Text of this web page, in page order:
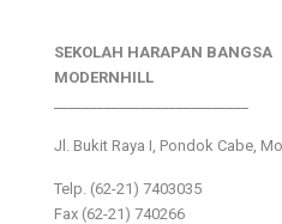
SEKOLAH HARAPAN BANGSA
MODERNHILL
Jl. Bukit Raya I, Pondok Cabe,
Telp. (62-21) 7403035
Fax (62-21) 740266